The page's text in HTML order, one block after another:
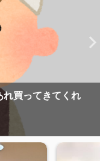
れ買ってきてくれ